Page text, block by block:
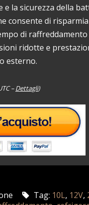
e la sicurezza della
consente di
di
ridotte e
esterno.
–Dettagli)
Tag: 10L, 12V,